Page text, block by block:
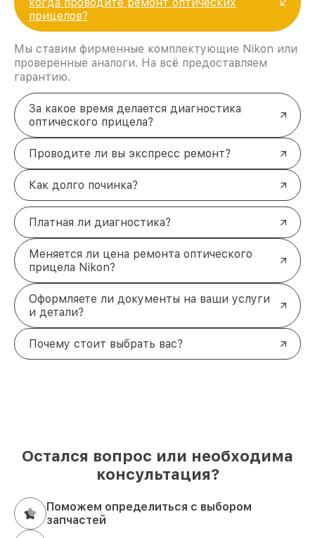
прицелов?
Мы ставим фирменные комплектующие Nikon или
проверенные аналоги. На всё предоставляем
гарантию.
За какое время делается диагностика
оптического прицела?
Проводите ли вы экспресс ремонт?
Как долго починка?
Платная ли диагностика?
Меняется ли цена ремонта оптического
прицела Nikon?
Оформляете ли документы на ваши услуги
и детали?
Почему стоит выбрать вас?
Остался вопрос или необходима
консультация?
Поможем определиться с выбором
запчастей